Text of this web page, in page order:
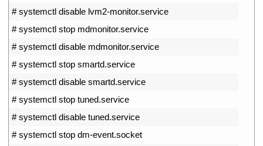
# systemctl disable lvm2-monitor.service
# systemctl stop mdmonitor.service
# systemctl disable mdmonitor.service
# systemctl stop smartd.service
# systemctl disable smartd.service
# systemctl stop tuned.service
# systemctl disable tuned.service
# systemctl stop dm-event.socket